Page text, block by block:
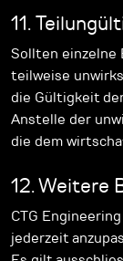
11.
Sollten einzelne
teilweise
die Gültigkeit
Anstelle der
die dem
12. Weitere
CTG
jederzeit